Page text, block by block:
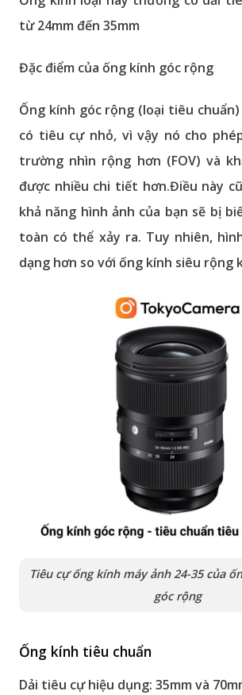
từ 24mm đến 35mm
Đặc điểm của ống kính góc rộng
Ống kính góc rộng (loại tiêu
có tiêu cự nhỏ, vì vậy nó cho
trường nhìn rộng hơn (FOV) và
được nhiều chi tiết hơn.Điều này
khả năng hình ảnh của bạn sẽ bị
toàn có thể xảy ra. Tuy nhiên,
dạng hơn so với ống kính siêu rộng
Tiêu cự ống kính máy ảnh 24-35 của
góc rộng
Ống kính tiêu chuẩn
Dải tiêu cự hiệu dụng: 35mm và